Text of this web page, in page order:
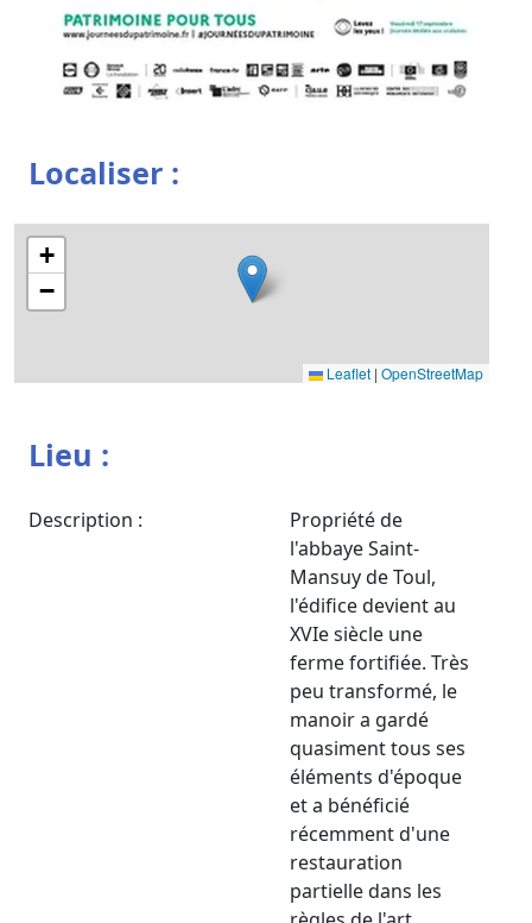
Localiser :
+
−
Leaflet | OpenStreetMap
Lieu :
Description :
Propriété de
l'abbaye Saint-
Mansuy de Toul,
l'édifice devient au
XVIe siècle une
ferme fortifiée. Très
peu transformé, le
manoir a gardé
quasiment tous ses
éléments d'époque
et a bénéficié
récemment d'une
restauration
partielle dans les